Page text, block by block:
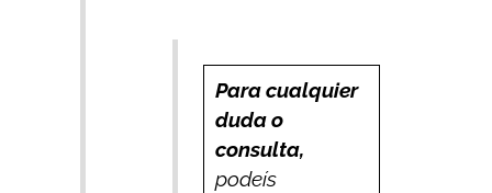
Para cualquier
duda o
consulta,
podeís